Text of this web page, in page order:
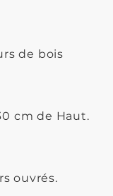
de bois
cm de Haut.
ouvrés.